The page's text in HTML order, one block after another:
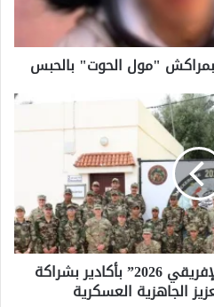
بمراكش "مول الحوت" بالحبس
انطلاق مناورات “الأسد الإفريقي 2026” بأكادير بشراكة
الجاهزية العسكرية